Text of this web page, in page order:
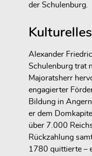
der Schulenburg.
Alexander
Schulenburg trat
Majoratsherr
engagierter
Bildung in
er dem
über 7.000
Rückzahlung
1780 quittierte –